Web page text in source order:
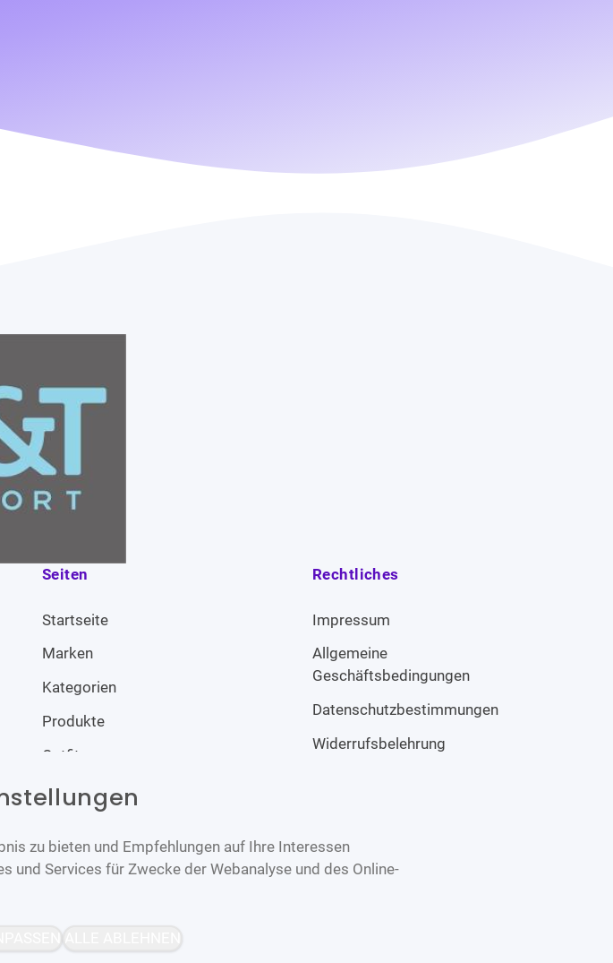
Seiten
Startseite
Marken
Kategorien
Produkte
Outfits
Rechtliches
Impressum
Allgemeine
Geschäftsbedingungen
Datenschutzbestimmungen
Widerrufsbelehrung
von
zu bieten und Empfehlungen auf Ihre Interessen
und Services für Zwecke der Webanalyse und des Online-
ALLE ABLEHNEN